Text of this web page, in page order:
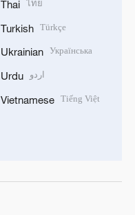
Thai ไทย
Turkish Türkçe
Ukrainian Українська
Urdu اردو
Vietnamese Tiếng Việt